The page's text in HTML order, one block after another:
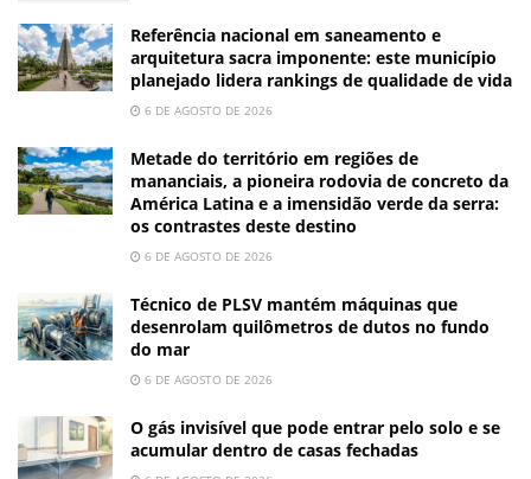
Referência nacional em saneamento e
arquitetura sacra imponente: este município
planejado lidera rankings de qualidade de vida
6 DE AGOSTO DE 2026
Metade do território em regiões de
mananciais, a pioneira rodovia de concreto da
América Latina e a imensidão verde da serra:
os contrastes deste destino
6 DE AGOSTO DE 2026
Técnico de PLSV mantém máquinas que
desenrolam quilômetros de dutos no fundo
do mar
6 DE AGOSTO DE 2026
O gás invisível que pode entrar pelo solo e se
acumular dentro de casas fechadas